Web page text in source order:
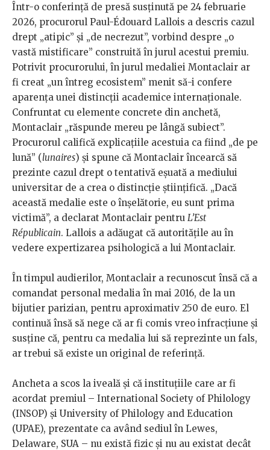
Într-o conferință de presă susținută pe 24 februarie
2026, procurorul Paul-Édouard Lallois a descris cazul
drept „atipic” și „de necrezut”, vorbind despre „o
vastă mistificare” construită în jurul acestui premiu.
Potrivit procurorului, în jurul medaliei Montaclair ar
fi creat „un întreg ecosistem” menit să-i confere
aparența unei distincții academice internaționale.
Confruntat cu elemente concrete din anchetă,
Montaclair „răspunde mereu pe lângă subiect”.
Procurorul califică explicațiile acestuia ca fiind „de pe
lună” (lunaires) și spune că Montaclair încearcă să
prezinte cazul drept o tentativă eșuată a mediului
universitar de a crea o distincție științifică. „Dacă
această medalie este o înșelătorie, eu sunt prima
victimă”, a declarat Montaclair pentru L’Est
Républicain. Lallois a adăugat că autoritățile au în
vedere expertizarea psihologică a lui Montaclair.
În timpul audierilor, Montaclair a recunoscut însă că a
comandat personal medalia în mai 2016, de la un
bijutier parizian, pentru aproximativ 250 de euro. El
continuă însă să nege că ar fi comis vreo infracțiune și
susține că, pentru ca medalia lui să reprezinte un fals,
ar trebui să existe un original de referință.
Ancheta a scos la iveală și că instituțiile care ar fi
acordat premiul – International Society of Philology
(INSOP) și University of Philology and Education
(UPAE), prezentate ca având sediul în Lewes,
Delaware, SUA – nu există fizic și nu au existat decât